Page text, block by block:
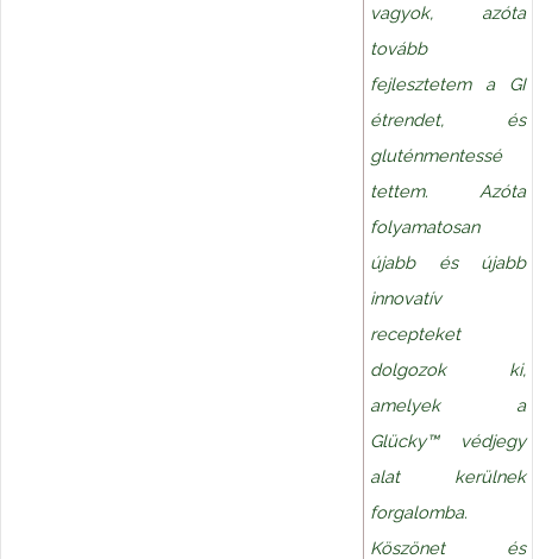
vagyok, azóta
tovább
fejlesztetem a GI
étrendet, és
gluténmentessé
tettem. Azóta
folyamatosan
újabb és újabb
innovatív
recepteket
dolgozok ki,
amelyek a
Glücky™ védjegy
alat kerülnek
forgalomba.
Köszönet és